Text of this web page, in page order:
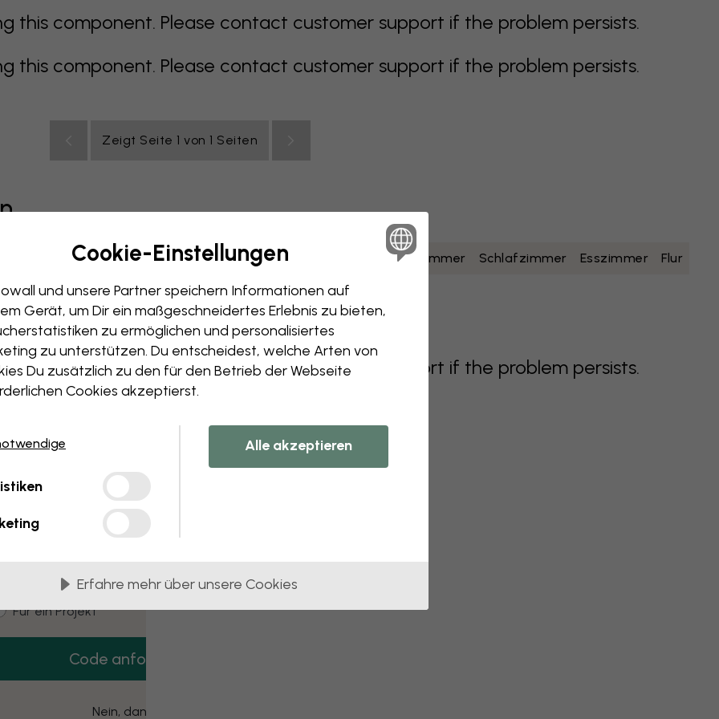
this component. Please contact customer support if the problem persists.
this component. Please contact customer support if the problem persists.
Zeigt Seite 1 von 1 Seiten
bunt orange rosa lila rot türkis Badezimmer Schlafzimmer Esszimmer Flur
Büro Jugendzimmer Dächer
this component. Please contact customer support if the problem persists.
3 kostenlose Muster
dir 3 Tapetenmuster gratis nach Hause.
type
Für mich
Für ein Projekt
Code anfordern
Nein, danke
Cookie-Einstellungen
und unsere Partner speichern Informationen auf
Gerät, um Dir ein maßgeschneidertes Erlebnis zu bieten,
zu ermöglichen und personalisiertes
zu unterstützen. Du entscheidest, welche Arten von
Du zusätzlich zu den für den Betrieb der Webseite
Cookies akzeptierst.
Alle akzeptieren
Erfahre mehr über unsere Cookies